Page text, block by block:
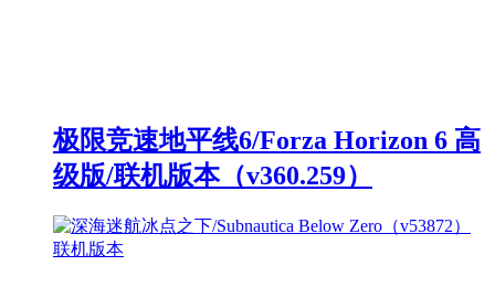
极限竞速地平线6/Forza Horizon 6 高
级版/联机版本（v360.259）